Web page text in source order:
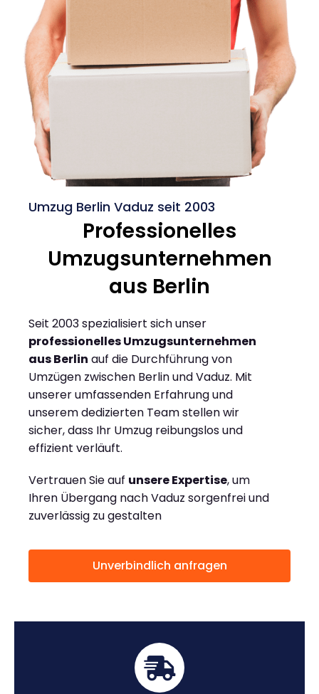
Umzug Berlin Vaduz seit 2003
Professionelles
Umzugsunternehmen
aus Berlin
Seit 2003 spezialisiert sich unser
professionelles Umzugsunternehmen
aus Berlin auf die Durchführung von
Umzügen zwischen Berlin und Vaduz. Mit
unserer umfassenden Erfahrung und
unserem dedizierten Team stellen wir
sicher, dass Ihr Umzug reibungslos und
effizient verläuft.
Vertrauen Sie auf unsere Expertise, um
Ihren Übergang nach Vaduz sorgenfrei und
zuverlässig zu gestalten
Unverbindlich anfragen